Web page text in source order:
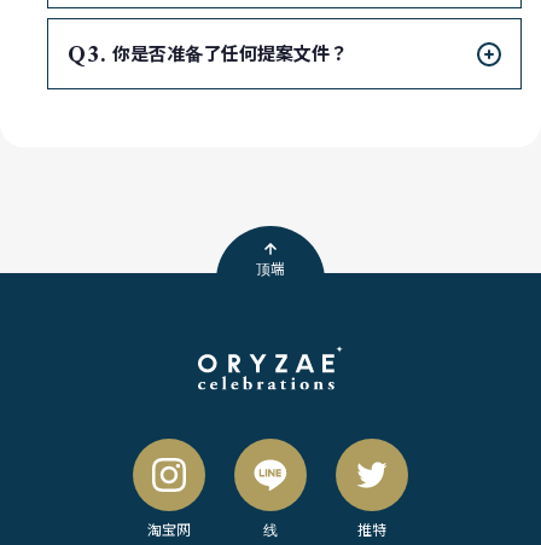
Q 你是否准备了任何提案文件？
顶端
淘宝网 线 推特